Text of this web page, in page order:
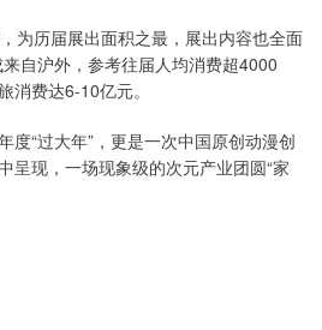
为历届展出面积之最，展出内容也全面
自沪外，参考往届人均消费超4000
消费达6-10亿元。
度“过大年”，更是一次中国原创动漫创
呈现，一场现象级的次元产业团圆“家